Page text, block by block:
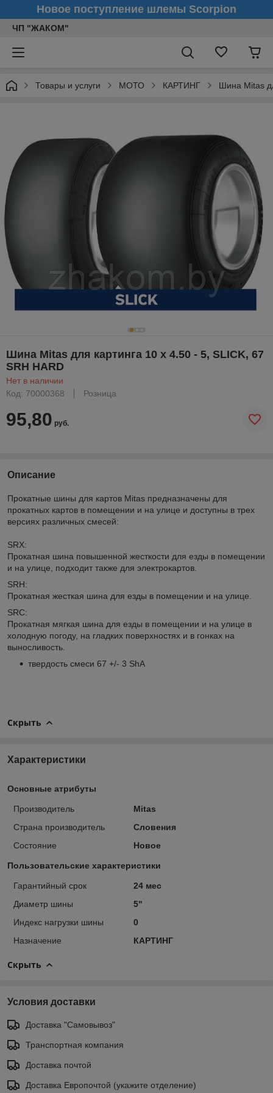
Новое поступление шлемы Scorpion
ЧП "ЖАКОМ"
Товары и услуги МОТО КАРТИНГ Шина Mitas
Шина Mitas для картинга 10 x 4.50 - 5, SLICK, 67
SRH HARD
Нет в наличии
Код: 70000368
Розница
95,80 руб.
Описание
Прокатные шины для картов Mitas предназначены для
прокатных картов в помещении и на улице и доступны в трех
версиях различных смесей:
SRX:
Прокатная шина повышенной жесткости для езды в помещении
и на улице, подходит также для электрокартов.
SRH:
Прокатная жесткая шина для езды в помещении и на улице.
SRC:
Прокатная мягкая шина для езды в помещении и на улице в
холодную погоду, на гладких поверхностях и в гонках на
выносливость.
твердость смеси 67 +/- 3 ShA
Скрыть
Характеристики
Основные атрибуты
Производитель
Mitas
Страна производитель
Словения
Состояние
Новое
Пользовательские характеристики
Гарантийный срок
24 мес
Диаметр шины
5"
Индекс нагрузки шины
0
Назначение
КАРТИНГ
Скрыть
Условия доставки
Доставка "Самовывоз"
Транспортная компания
Доставка почтой
Доставка Европочтой (укажите отделение)